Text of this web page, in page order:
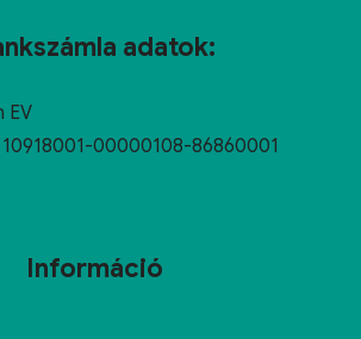
adatok:
EV
00000108-86860001
Információ